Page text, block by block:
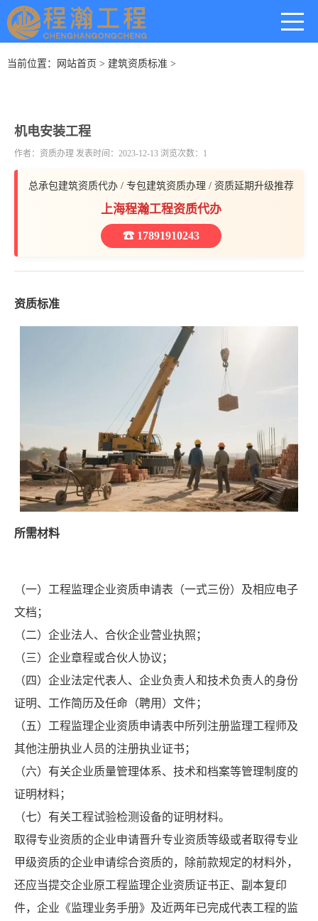
当前位置： 网站首页 > 建筑资质标准 >
机电安装工程
作者：资质办理 发表时间：2023-12-13 浏览次数：1
总承包建筑资质代办 / 专包建筑资质办理 / 资质延期升级推荐
上海程瀚工程资质代办
☎ 17891910243
资质标准
所需材料
（一）工程监理企业资质申请表（一式三份）及相应电子
文档；
（二）企业法人、合伙企业营业执照；
（三）企业章程或合伙人协议；
（四）企业法定代表人、企业负责人和技术负责人的身份
证明、工作简历及任命（聘用）文件；
（五）工程监理企业资质申请表中所列注册监理工程师及
其他注册执业人员的注册执业证书；
（六）有关企业质量管理体系、技术和档案等管理制度的
证明材料；
（七）有关工程试验检测设备的证明材料。
取得专业资质的企业申请晋升专业资质等级或者取得专业
甲级资质的企业申请综合资质的，除前款规定的材料外，
还应当提交企业原工程监理企业资质证书正、副本复印
件，企业《监理业务手册》及近两年已完成代表工程的监